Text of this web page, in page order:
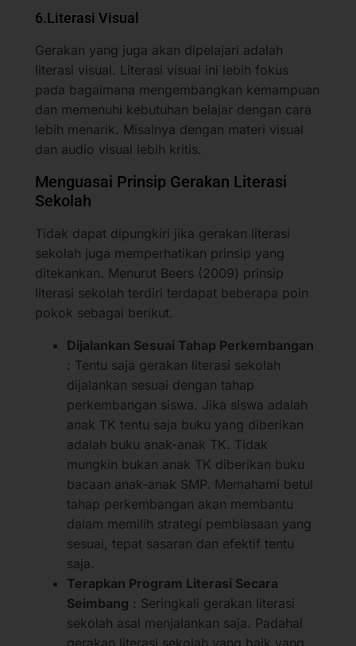
6.Literasi Visual
Gerakan yang juga akan dipelajari adalah
literasi visual. Literasi visual ini lebih fokus
pada bagaimana mengembangkan kemampuan
dan memenuhi kebutuhan belajar dengan cara
lebih menarik. Misalnya dengan materi visual
dan audio visual lebih kritis.
Menguasai Prinsip Gerakan Literasi
Sekolah
Tidak dapat dipungkiri jika gerakan literasi
sekolah juga memperhatikan prinsip yang
ditekankan. Menurut Beers (2009) prinsip
literasi sekolah terdiri terdapat beberapa poin
pokok sebagai berikut.
Dijalankan Sesuai Tahap Perkembangan
: Tentu saja gerakan literasi sekolah
dijalankan sesuai dengan tahap
perkembangan siswa. Jika siswa adalah
anak TK tentu saja buku yang diberikan
adalah buku anak-anak TK. Tidak
mungkin bukan anak TK diberikan buku
bacaan anak-anak SMP. Memahami betul
tahap perkembangan akan membantu
dalam memilih strategi pembiasaan yang
sesuai, tepat sasaran dan efektif tentu
saja.
Terapkan Program Literasi Secara
Seimbang : Seringkali gerakan literasi
sekolah asal menjalankan saja. Padahal
gerakan literasi sekolah yang baik yang